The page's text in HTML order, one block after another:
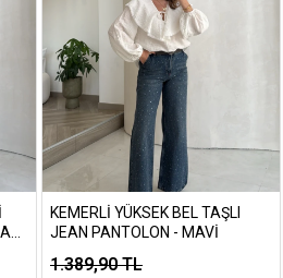
KEMERLI YÜKSEK BEL TAŞLI
JEAN PANTOLON - MAVI
1.389,90 TL